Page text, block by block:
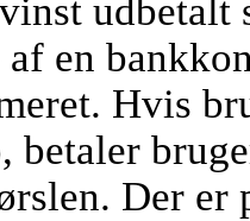
af en
Hvis
betaler
Der er